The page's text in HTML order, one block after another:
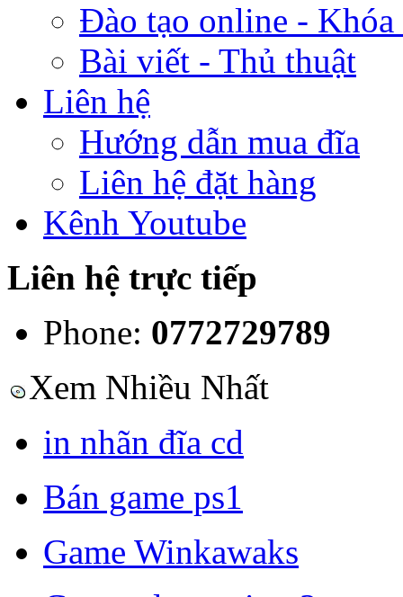
Đào tạo online -
Bài viết - Thủ thuật
Liên hệ
Hướng dẫn mua đĩa
Liên hệ đặt hàng
Kênh Youtube
Liên hệ trực tiếp
Phone: 0772729789
Xem Nhiều Nhất
in nhãn đĩa cd
Bán game ps1
Game Winkawaks